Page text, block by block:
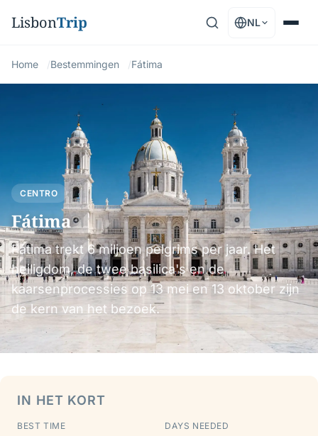
LisbonTrip NL
Home Bestemmingen Fátima
CENTRO
Fátima
Fátima trekt 6 miljoen pelgrims per jaar. Het
heiligdom, de twee basilica's en de
kaarsenprocessies op 13 mei en 13 oktober zijn
de kern van het bezoek.
IN HET KORT
BEST TIME DAYS NEEDED